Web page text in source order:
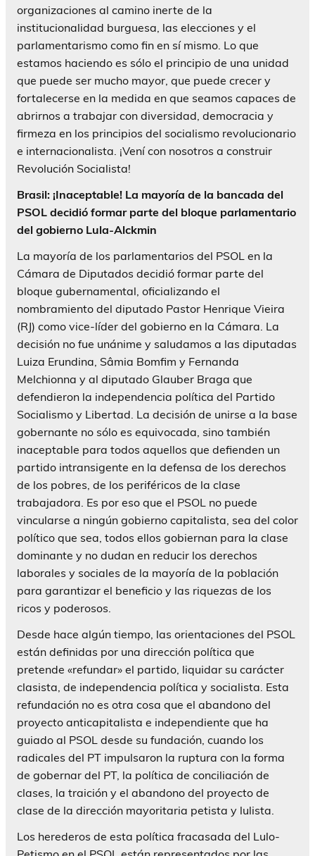
organizaciones al camino inerte de la
institucionalidad burguesa, las elecciones y el
parlamentarismo como fin en sí mismo. Lo que
estamos haciendo es sólo el principio de una unidad
que puede ser mucho mayor, que puede crecer y
fortalecerse en la medida en que seamos capaces de
abrirnos a trabajar con diversidad, democracia y
firmeza en los principios del socialismo revolucionario
e internacionalista. ¡Vení con nosotros a construir
Revolución Socialista!
Brasil: ¡Inaceptable! La mayoría de la bancada del
PSOL decidió formar parte del bloque parlamentario
del gobierno Lula-Alckmin
La mayoría de los parlamentarios del PSOL en la
Cámara de Diputados decidió formar parte del
bloque gubernamental, oficializando el
nombramiento del diputado Pastor Henrique Vieira
(RJ) como vice-líder del gobierno en la Cámara. La
decisión no fue unánime y saludamos a las diputadas
Luiza Erundina, Sâmia Bomfim y Fernanda
Melchionna y al diputado Glauber Braga que
defendieron la independencia política del Partido
Socialismo y Libertad. La decisión de unirse a la base
gobernante no sólo es equivocada, sino también
inaceptable para todos aquellos que defienden un
partido intransigente en la defensa de los derechos
de los pobres, de los periféricos de la clase
trabajadora. Es por eso que el PSOL no puede
vincularse a ningún gobierno capitalista, sea del color
político que sea, todos ellos gobiernan para la clase
dominante y no dudan en reducir los derechos
laborales y sociales de la mayoría de la población
para garantizar el beneficio y las riquezas de los
ricos y poderosos.
Desde hace algún tiempo, las orientaciones del PSOL
están definidas por una dirección política que
pretende «refundar» el partido, liquidar su carácter
clasista, de independencia política y socialista. Esta
refundación no es otra cosa que el abandono del
proyecto anticapitalista e independiente que ha
guiado al PSOL desde su fundación, cuando los
radicales del PT impulsaron la ruptura con la forma
de gobernar del PT, la política de conciliación de
clases, la traición y el abandono del proyecto de
clase de la dirección mayoritaria petista y lulista.
Los herederos de esta política fracasada del Lulo-